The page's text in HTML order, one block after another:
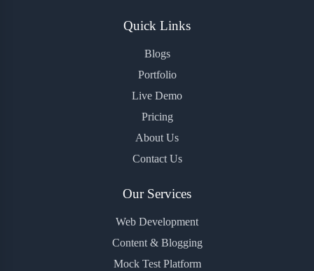
Quick Links
Blogs
Portfolio
Live Demo
Pricing
About Us
Contact Us
Our Services
Web Development
Content & Blogging
Mock Test Platform